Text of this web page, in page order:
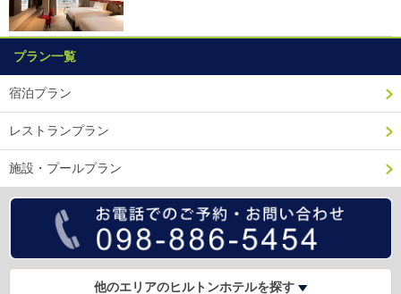
プラン一覧
宿泊プラン
レストランプラン
施設・プールプラン
他のエリアのヒルトンホテルを探す